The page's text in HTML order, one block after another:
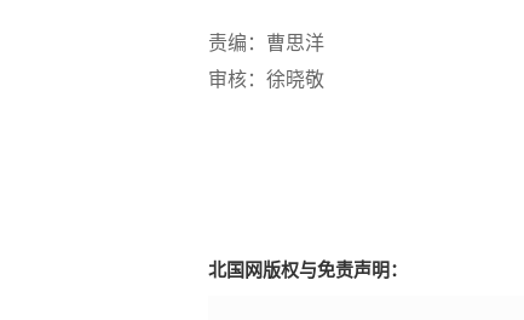
责编：曹思洋
审核：徐晓敬
北国网版权与免责声明：